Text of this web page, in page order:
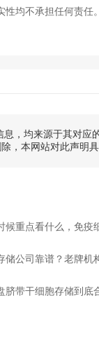
均不承担任何责任
，均来源于其对
，本网站对此声明
脐带干细胞存储到底